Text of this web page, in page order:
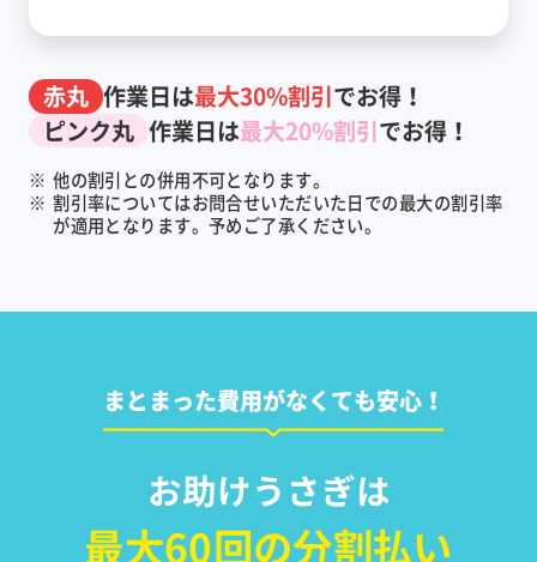
赤丸 作業日は最大30%割引でお得！
ピンク丸 作業日は最大20%割引でお得！
※ 他の割引との併用不可となります。
※ 割引率についてはお問合せいただいた日での最大の割引率
が適用となります。予めご了承ください。
まとまった費用がなくても安心！
お助けうさぎは
最大60回の分割払い